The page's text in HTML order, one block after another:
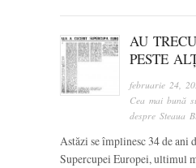
AU
PESTE
februarie 24,
Cea mai bună
despre Steaua
Astăzi se împlinesc 34 de ani
Supercupei Europei, ultimul